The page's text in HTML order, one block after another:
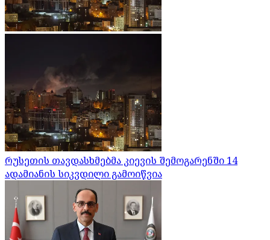
რუსეთის თავდასხმებმა კიევის შემოგარენში 14
ადამიანის სიკვდილი გამოიწვია